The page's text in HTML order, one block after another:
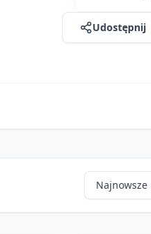
Udostępnij
Najnowsze